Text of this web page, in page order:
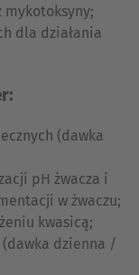
mykotoksyny;
dla działania
(dawka
pH żwacza i
w żwaczu;
kwasicą;
dzienna /